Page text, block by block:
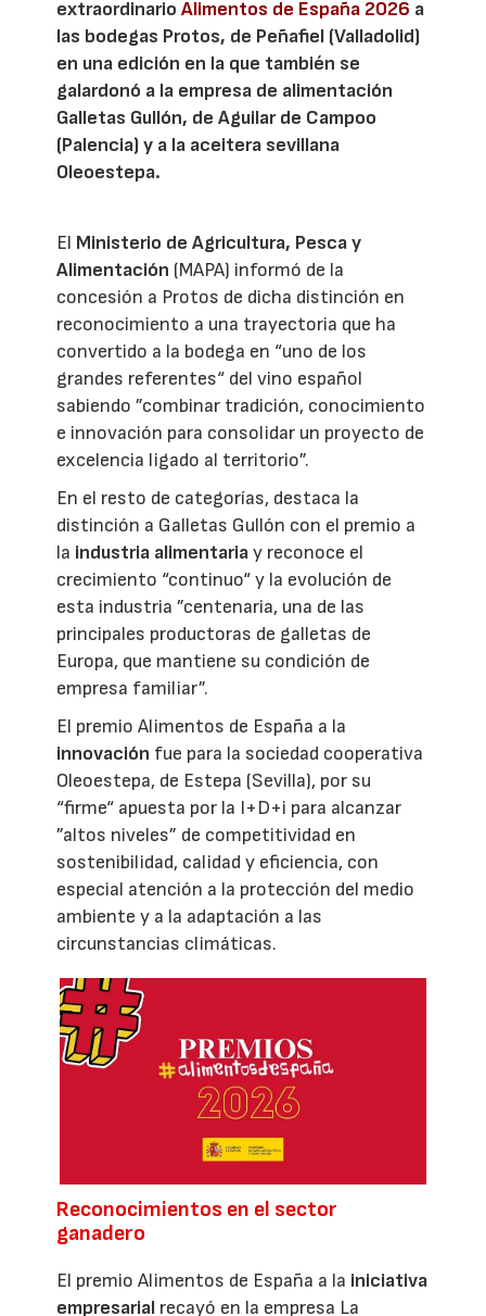
extraordinarioAlimentos de España 2026 a
las bodegas Protos, de Peñafiel (Valladolid)
en una edición en la que también se
galardonó a la empresa de alimentación
Galletas Gullón, de Aguilar de Campoo
(Palencia) y a la aceitera sevillana
Oleoestepa.
El Ministerio de Agricultura, Pesca y
Alimentación (MAPA) informó de la
concesión a Protos de dicha distinción en
reconocimiento a una trayectoria que ha
convertido a la bodega en “uno de los
grandes referentes“ del vino español
sabiendo ”combinar tradición, conocimiento
e innovación para consolidar un proyecto de
excelencia ligado al territorio”.
En el resto de categorías, destaca la
distinción a Galletas Gullón con el premio a
la industria alimentariay reconoce el
crecimiento “continuo“ y la evolución de
esta industria ”centenaria, una de las
principales productoras de galletas de
Europa, que mantiene su condición de
empresa familiar”.
El premio Alimentos de España a la
innovación fue para la sociedad cooperativa
Oleoestepa, de Estepa (Sevilla), por su
“firme“ apuesta por la I+D+i para alcanzar
”altos niveles” de competitividad en
sostenibilidad, calidad y eficiencia, con
especial atención a la protección del medio
ambiente y a la adaptación a las
circunstancias climáticas.
Reconocimientos en el sector
ganadero
El premio Alimentos de España a la iniciativa
empresarial recayó en la empresa La